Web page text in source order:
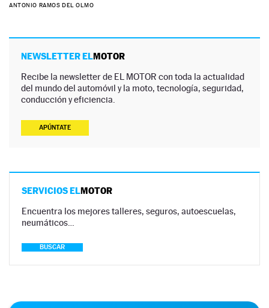
ANTONIO RAMOS DEL OLMO
NEWSLETTER ELMOTOR
Recibe la newsletter de EL MOTOR con toda la actualidad
del mundo del automóvil y la moto, tecnología, seguridad,
conducción y eficiencia.
APÚNTATE
SERVICIOS ELMOTOR
Encuentra los mejores talleres, seguros, autoescuelas,
neumáticos…
BUSCAR